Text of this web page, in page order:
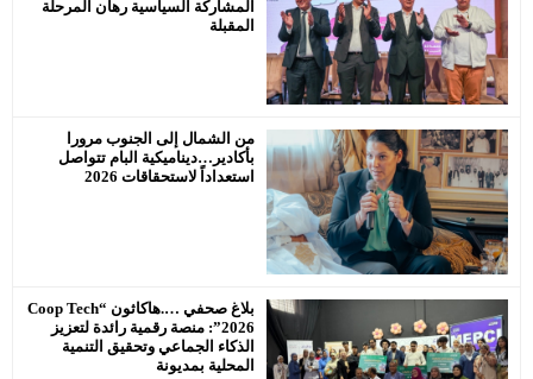
المشاركة السياسية رهان المرحلة
المقبلة
من الشمال إلى الجنوب مرورا
بأكادير…ديناميكية البام تتواصل
استعداداً لاستحقاقات 2026
بلاغ صحفي ….هاكاثون “Coop Tech
2026”: منصة رقمية رائدة لتعزيز
الذكاء الجماعي وتحقيق التنمية
المحلية بمديونة